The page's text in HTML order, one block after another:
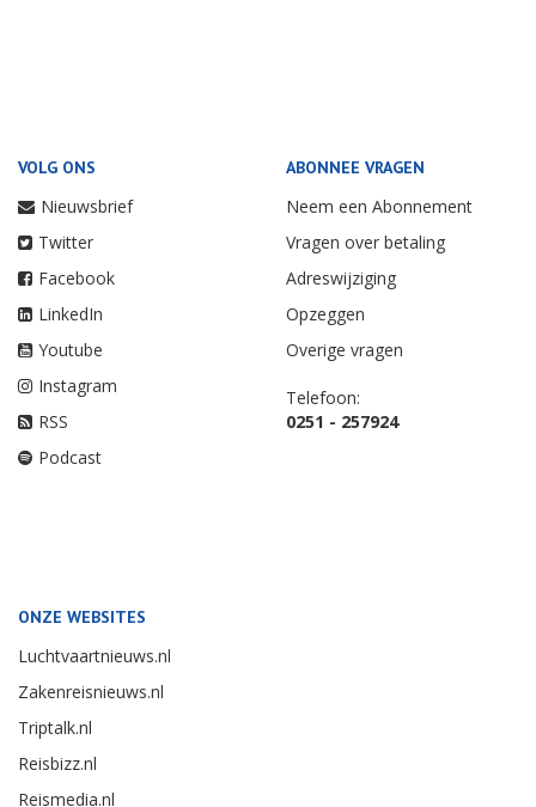
VOLG ONS
Nieuwsbrief
Twitter
Facebook
LinkedIn
Youtube
Instagram
RSS
Podcast
ABONNEE VRAGEN
Neem een Abonnement
Vragen over betaling
Adreswijziging
Opzeggen
Overige vragen
Telefoon:
0251 - 257924
ONZE WEBSITES
Luchtvaartnieuws.nl
Zakenreisnieuws.nl
Triptalk.nl
Reisbizz.nl
Reismedia.nl